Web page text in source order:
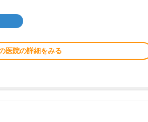
医院の詳細をみる